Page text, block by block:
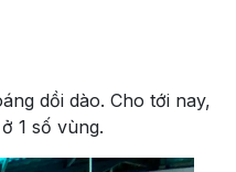
dồi dào. Cho tới nay,
1 số vùng.